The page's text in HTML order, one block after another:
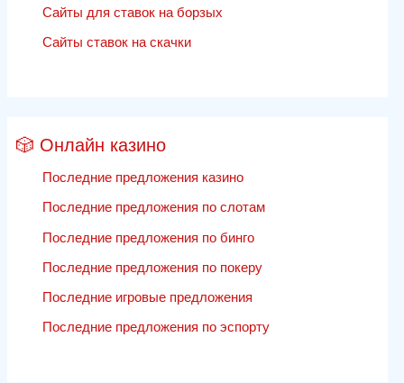
Сайты для ставок на борзых
Сайты ставок на скачки
🎲 Онлайн казино
Последние предложения казино
Последние предложения по слотам
Последние предложения по бинго
Последние предложения по покеру
Последние игровые предложения
Последние предложения по эспорту